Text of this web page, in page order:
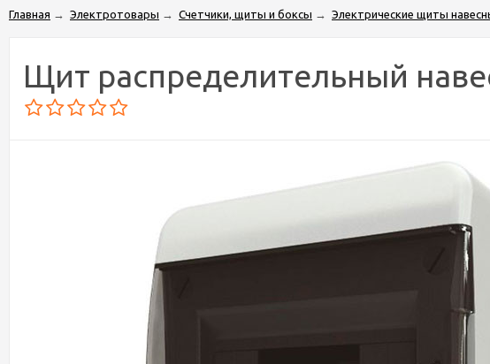
Главная → Электротовары → Счетчики, щиты и боксы → Электрические щиты
Щит распределительный